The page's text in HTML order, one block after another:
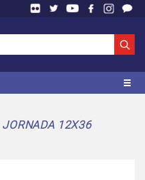
JORNADA 12X36